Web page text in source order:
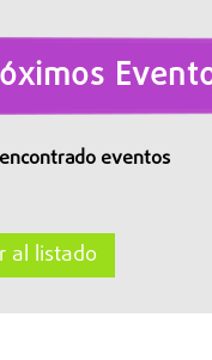
eventos
al listado